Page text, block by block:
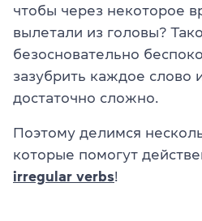
чтобы через некоторое
вылетали из головы?
безосновательно
зазубрить каждое слово
достаточно сложно.
Поэтому делимся
которые помогут
irregular verbs!